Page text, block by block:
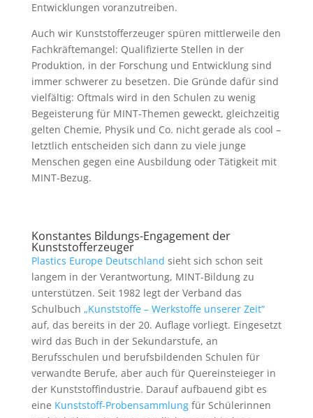
Entwicklungen voranzutreiben.
Auch wir Kunststofferzeuger spüren mittlerweile den
Fachkräftemangel: Qualifizierte Stellen in der
Produktion, in der Forschung und Entwicklung sind
immer schwerer zu besetzen. Die Gründe dafür sind
vielfältig: Oftmals wird in den Schulen zu wenig
Begeisterung für MINT-Themen geweckt, gleichzeitig
gelten Chemie, Physik und Co. nicht gerade als cool –
letztlich entscheiden sich dann zu viele junge
Menschen gegen eine Ausbildung oder Tätigkeit mit
MINT-Bezug.
Konstantes Bildungs-Engagement der
Kunststofferzeuger
Plastics Europe Deutschland sieht sich schon seit
langem in der Verantwortung, MINT-Bildung zu
unterstützen. Seit 1982 legt der Verband das
Schulbuch „Kunststoffe – Werkstoffe unserer Zeit“
auf, das bereits in der 20. Auflage vorliegt. Eingesetzt
wird das Buch in der Sekundarstufe, an
Berufsschulen und berufsbildenden Schulen für
verwandte Berufe, aber auch für Quereinsteieger in
der Kunststoffindustrie. Darauf aufbauend gibt es
eine Kunststoff-Probensammlungfür Schülerinnen